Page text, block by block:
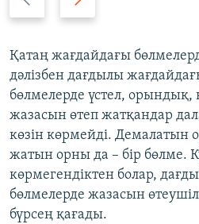
v
i
o
u
s
s
l
i
d
t
s
l
i
d
e
​Қатаң жағдайдағы
дәлізбен дағдылы
бөлмелерде үстел,
жазасын өтеп жатқандар
көзін көрмейді. Демалатын
жатын орны да – бір бөлме.
көрмегендіктен болар,
бөлмелерде жазасын
бүрсең қағады.